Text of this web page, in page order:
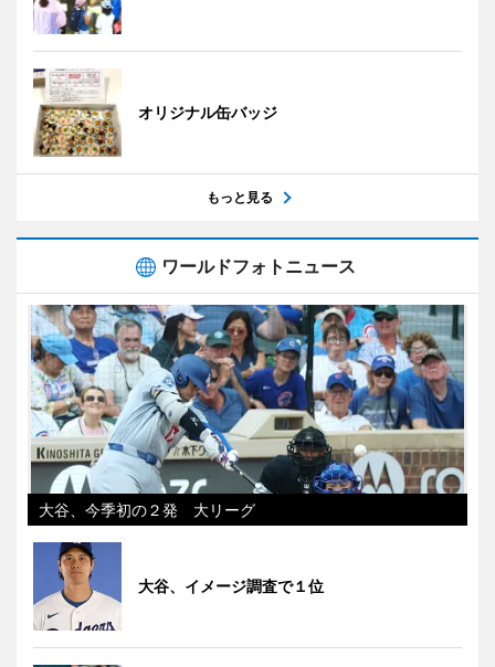
オリジナル缶バッジ
もっと見る
ワールドフォトニュース
大谷、今季初の２発 大リーグ
大谷、イメージ調査で１位